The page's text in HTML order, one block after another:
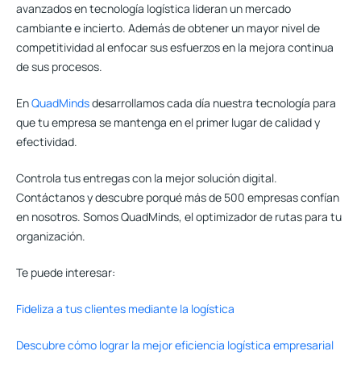
avanzados en tecnología logística lideran un mercado
cambiante e incierto. Además de obtener un mayor nivel de
competitividad al enfocar sus esfuerzos en la mejora continua
de sus procesos.
EnQuadMindsdesarrollamos cada día nuestra tecnología para
que tu empresa se mantenga en el primer lugar de calidad y
efectividad.
Controla tus entregas con la mejor solución digital.
Contáctanos y descubre porqué más de 500 empresas confían
en nosotros. Somos QuadMinds, el optimizador de rutas para tu
organización.
Te puede interesar:
Fideliza a tus clientes mediante la logística
Descubre cómo lograr la mejor eficiencia logística empresarial